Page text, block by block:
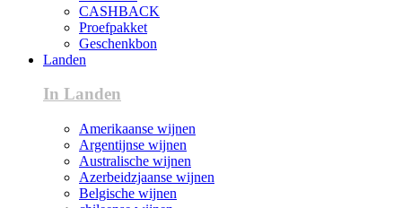
CASHBACK
Proefpakket
Geschenkbon
Landen
In Landen
Amerikaanse wijnen
Argentijnse wijnen
Australische wijnen
Azerbeidzjaanse wijnen
Belgische wijnen